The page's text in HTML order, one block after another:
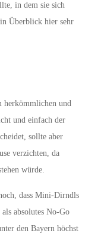
in dem sie sich
Überblick hier sehr
herkömmlichen und
und einfach der
sollte aber
verzichten, da
würde.
dass Mini-Dirndls
absolutes No-Go
den Bayern höchst